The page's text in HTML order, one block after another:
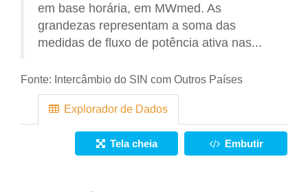
em base horária, em MWmed. As
grandezas representam a soma das
medidas de fluxo de potência ativa nas...
Fonte: Intercâmbio do SIN com Outros Países
Explorador de Dados
Tela cheia Embutir